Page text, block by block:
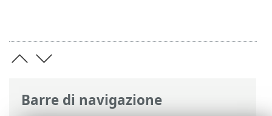
Barre di navigazione